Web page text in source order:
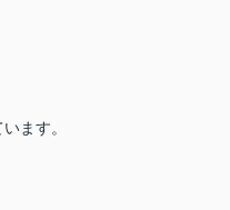
ます。